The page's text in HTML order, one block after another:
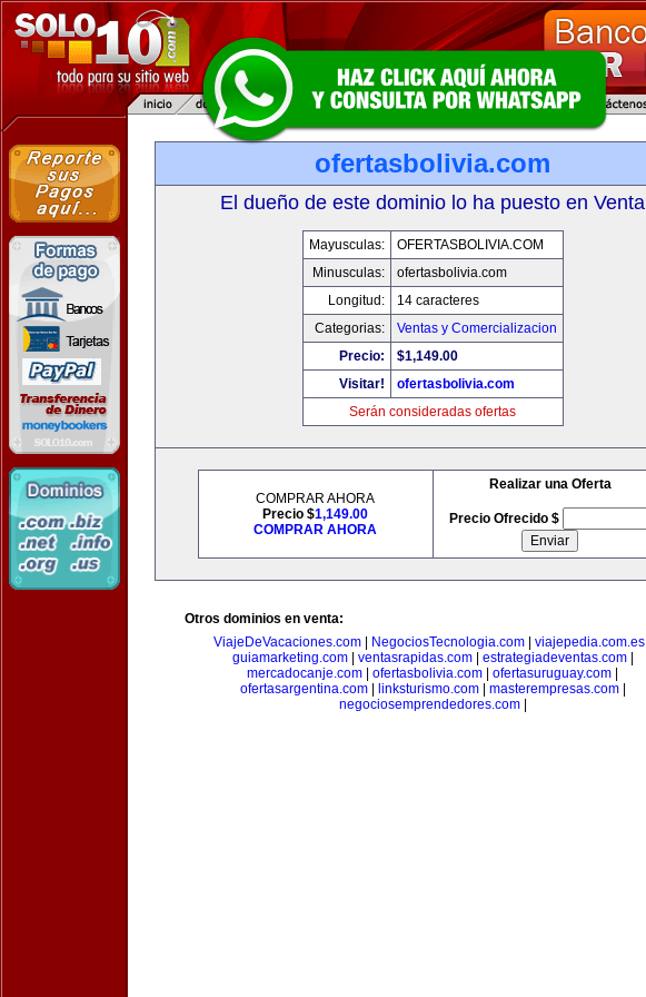
ofertasbolivia.com
El dueño de este dominio lo ha puesto en Venta
Mayusculas:
OFERTASBOLIVIA.COM
Minusculas:
ofertasbolivia.com
Longitud:
14 caracteres
Categorias:
Ventas y Comercializacion
Precio:
$1,149.00
Visitar!
ofertasbolivia.com
Serán consideradas ofertas
COMPRAR AHORA
Precio $1,149.00
COMPRAR AHORA
Realizar una Oferta
Precio Ofrecido $
Otros dominios en venta:
ViajeDeVacaciones.com
NegociosTecnologia.com viajepedia.com.es
guiamarketing.com| ventasrapidas.com| estrategiadeventas.com|
mercadocanje.com
ofertasbolivia.com ofertasuruguay.com
ofertasargentina.com| linksturismo.com| masterempresas.com|
negociosemprendedores.com|